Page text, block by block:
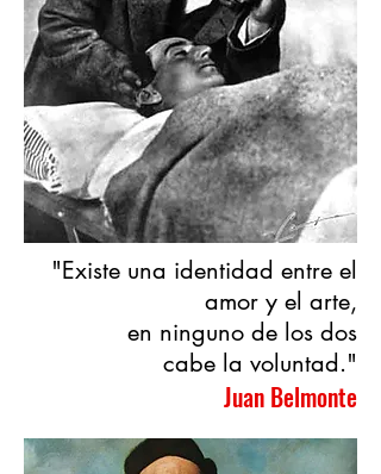
"Existe una identidad entre el
amor y el arte,
en ninguno de los dos
cabe la voluntad."
Juan Belmonte